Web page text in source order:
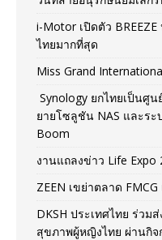
i-Motor เปิดตัว
ไทยมากที่สุด
Miss Grand
Synology ยกไทยเป็นศู
ยายโซลูชัน NAS และร
Boom
งานแถลงข่าว Life Expo
ZEEN เขย่าตลาด
DKSH ประเทศไทย ร่วม
สุขภาพผู้หญิงไทย ผ่านกิจ